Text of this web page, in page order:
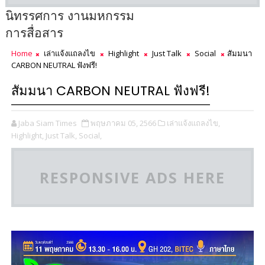
นิทรรศการ งานมหกรรม
การสื่อสาร
Home เล่าแจ้งแถลงไข Highlight Just Talk Social
สัมมนา
CARBON NEUTRAL ฟังฟรี!
สัมมนา CARBON NEUTRAL ฟังฟรี!
Jaba Siam Times พฤษภาคม 05, 2566
เล่าแจ้งแถลงไข,
Highlight, Just Talk, Social,
RESPONSIVE ADS HERE